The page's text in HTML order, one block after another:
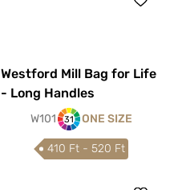
Westford Mill Bag for Life
- Long Handles
W101 31 ONE SIZE
410 Ft - 520 Ft